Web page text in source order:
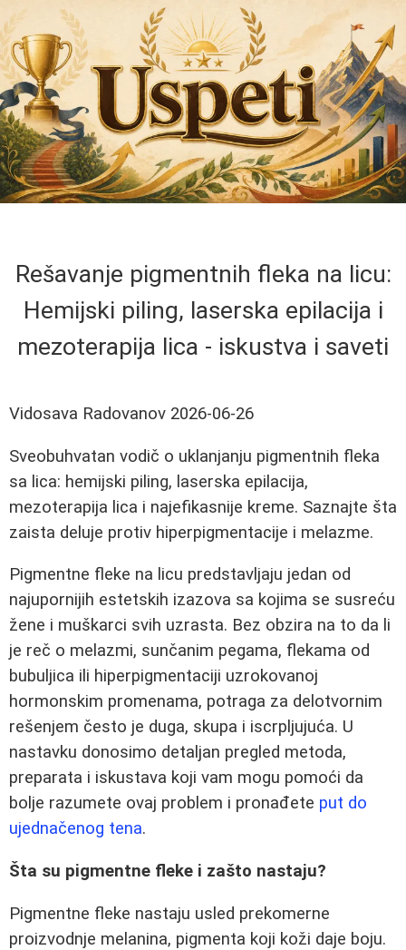
Rešavanje pigmentnih fleka na licu:
Hemijski piling, laserska epilacija i
mezoterapija lica - iskustva i saveti
Vidosava Radovanov 2026-06-26
Sveobuhvatan vodič o uklanjanju pigmentnih fleka
sa lica: hemijski piling, laserska epilacija,
mezoterapija lica i najefikasnije kreme. Saznajte šta
zaista deluje protiv hiperpigmentacije i melazme.
Pigmentne fleke na licu predstavljaju jedan od
najupornijih estetskih izazova sa kojima se susreću
žene i muškarci svih uzrasta. Bez obzira na to da li
je reč o melazmi, sunčanim pegama, flekama od
bubuljica ili hiperpigmentaciji uzrokovanoj
hormonskim promenama, potraga za delotvornim
rešenjem često je duga, skupa i iscrpljujuća. U
nastavku donosimo detaljan pregled metoda,
preparata i iskustava koji vam mogu pomoći da
bolje razumete ovaj problem i pronađete put do
ujednačenog tena.
Šta su pigmentne fleke i zašto nastaju?
Pigmentne fleke nastaju usled prekomerne
proizvodnje melanina, pigmenta koji koži daje boju.